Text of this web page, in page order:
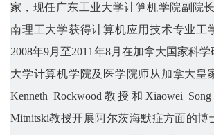
家，现任广东工业大学计算机学院副院长
南理工大学获得计算机应用技术专业工
2008年9月至2011 年8月在加拿大国家科
大学计算机学院及医学院师从加拿大皇
Kenneth Rockwood 教授和 Xiaowei Song
Mitnitski教授开展阿尔茨海默症方面的博